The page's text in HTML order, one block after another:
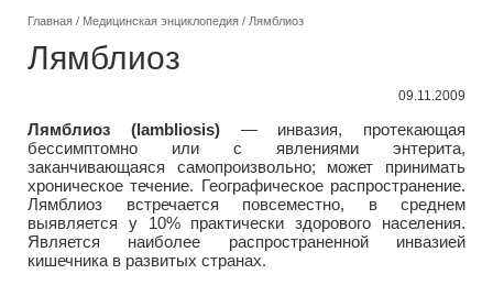
Главная / Медицинская энциклопедия / Лямблиоз
Лямблиоз
09.11.2009
Лямблиоз (lambliosis)— инвазия, протекающая
бессимптомно или с явлениями энтерита,
заканчивающаяся самопроизвольно; может принимать
хроническое течение. Географическое распространение.
Лямблиоз встречается повсеместно, в среднем
выявляется у 10% практически здорового населения.
Является наиболее распространенной инвазией
кишечника в развитых странах.